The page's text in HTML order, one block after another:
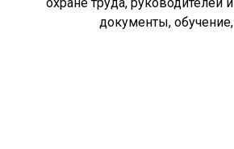
документы, обучение,